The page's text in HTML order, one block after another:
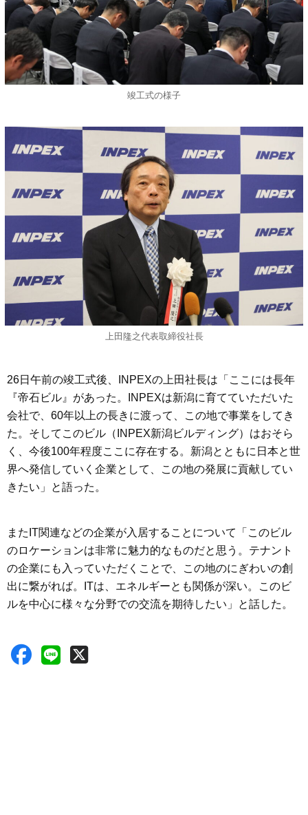
竣工式の様子
上田隆之代表取締役社長
26日午前の竣工式後、INPEXの上田社長は「ここには長年
『帝石ビル』があった。INPEXは新潟に育てていただいた
会社で、60年以上の長きに渡って、この地で事業をしてき
た。そしてこのビル（INPEX新潟ビルディング）はおそら
く、今後100年程度ここに存在する。新潟とともに日本と世
界へ発信していく企業として、この地の発展に貢献してい
きたい」と語った。
またIT関連などの企業が入居することについて「このビル
のロケーションは非常に魅力的なものだと思う。テナント
の企業にも入っていただくことで、この地のにぎわいの創
出に繋がれば。ITは、エネルギーとも関係が深い。このビ
ルを中心に様々な分野での交流を期待したい」と話した。